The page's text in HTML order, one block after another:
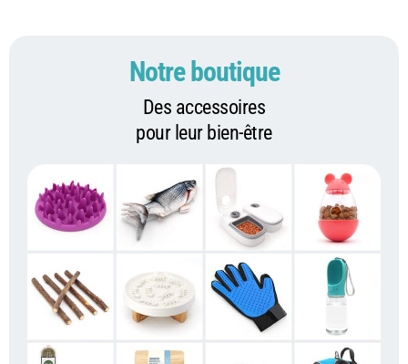
Notre boutique
Des accessoires
pour leur bien-être